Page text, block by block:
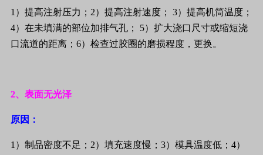
1 ）提高注射压力； 2）提高注射速度； 3）提高机筒温度；
4）在未填满的部位加排气孔； 5）扩大浇口尺寸或缩短浇
口流道的距离； 6）检查过胶圈的磨损程度，更换。
2、表面无光泽
原因：
1 ）制品密度不足； 2）填充速度慢； 3）模具温度低； 4）